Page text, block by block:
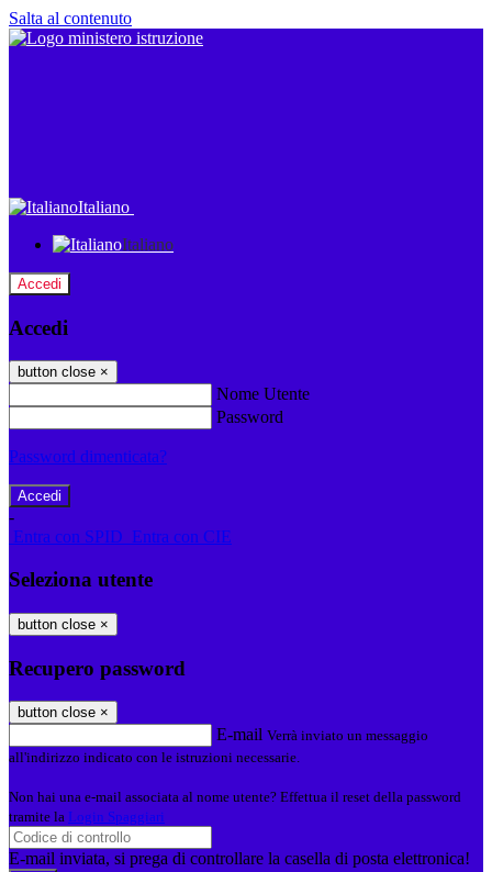
Salta al contenuto
Italiano
Italiano
Accedi
Accedi
button close ×
Nome Utente
Password
Password dimenticata?
-
Entra con SPID Entra con CIE
Seleziona utente
button close ×
Recupero password
button close ×
E-mail Verrà inviato un messaggio
all'indirizzo indicato con le istruzioni necessarie.
Non hai una e-mail associata al nome utente? Effettua il reset della password
tramite la Login Spaggiari
E-mail inviata, si prega di controllare la casella di posta elettronica!